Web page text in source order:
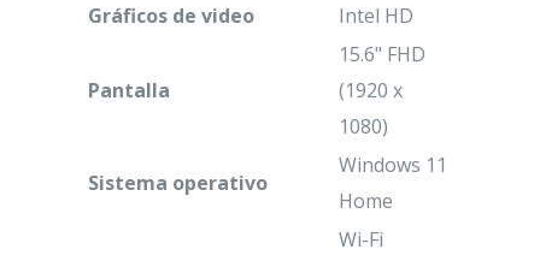
Gráficos de video Intel HD
Pantalla
15.6" FHD
(1920 x
1080)
Sistema operativo
Windows 11
Home
Wi-Fi